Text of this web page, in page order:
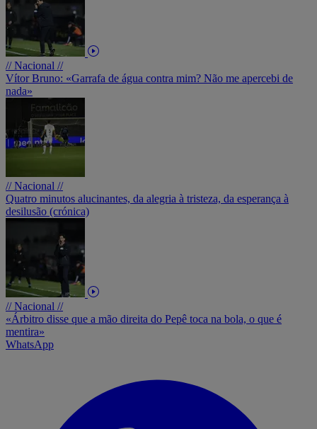
// Nacional //
Vítor Bruno: «Garrafa de água contra mim? Não me apercebi de
nada»
// Nacional //
Quatro minutos alucinantes, da alegria à tristeza, da esperança à
desilusão (crónica)
// Nacional //
«Árbitro disse que a mão direita do Pepê toca na bola, o que é
mentira»
WhatsApp